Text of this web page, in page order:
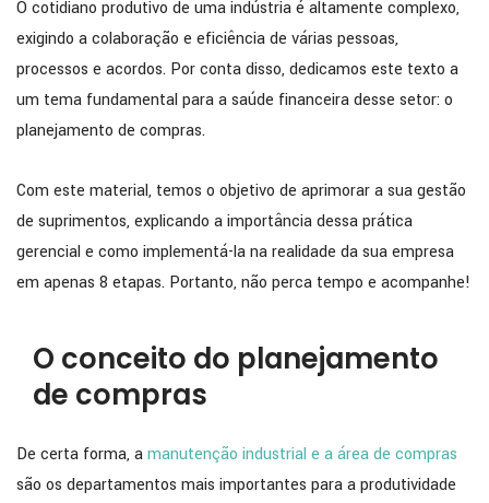
O cotidiano produtivo de uma indústria é altamente complexo,
exigindo a colaboração e eficiência de várias pessoas,
processos e acordos. Por conta disso, dedicamos este texto a
um tema fundamental para a saúde financeira desse setor: o
planejamento de compras.
Com este material, temos o objetivo de aprimorar a sua gestão
de suprimentos, explicando a importância dessa prática
gerencial e como implementá-la na realidade da sua empresa
em apenas 8 etapas. Portanto, não perca tempo e acompanhe!
O conceito do planejamento
de compras
De certa forma, amanutenção industrial e a área de compras
são os departamentos mais importantes para a produtividade